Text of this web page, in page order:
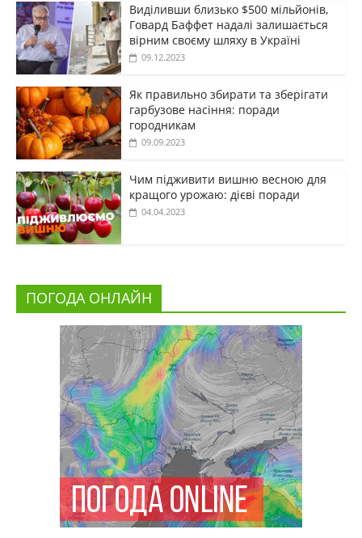
Виділивши близько $500 мільйонів,
Говард Баффет надалі залишається
вірним своєму шляху в Україні
09.12.2023
Як правильно збирати та зберігати
гарбузове насіння: поради
городникам
09.09.2023
Чим підживити вишню весною для
кращого урожаю: дієві поради
04.04.2023
ПОГОДА ОНЛАЙН